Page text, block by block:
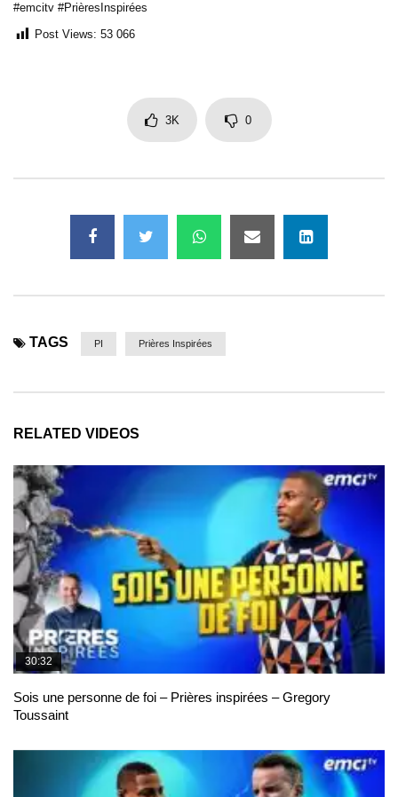
#emcitv #PrièresInspirées
Post Views: 53 066
3K 0
TAGS PI Prières Inspirées
RELATED VIDEOS
30:32
Sois une personne de foi – Prières inspirées – Gregory
Toussaint